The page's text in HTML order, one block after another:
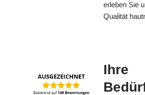
erleben Sie
Qualität
Ihre